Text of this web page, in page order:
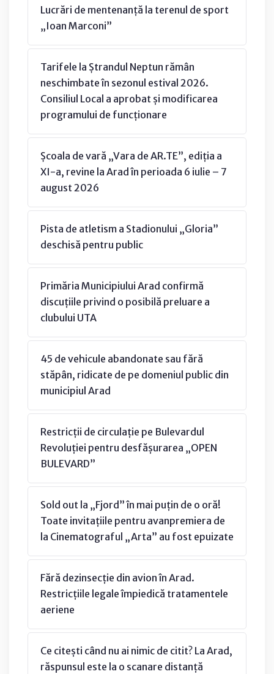
Lucrări de mentenanță la terenul de sport
„Ioan Marconi”
Tarifele la Ștrandul Neptun rămân
neschimbate în sezonul estival 2026.
Consiliul Local a aprobat și modificarea
programului de funcționare
Școala de vară „Vara de AR.TE”, ediția a
XI-a, revine la Arad în perioada 6 iulie – 7
august 2026
Pista de atletism a Stadionului „Gloria”
deschisă pentru public
Primăria Municipiului Arad confirmă
discuțiile privind o posibilă preluare a
clubului UTA
45 de vehicule abandonate sau fără
stăpân, ridicate de pe domeniul public din
municipiul Arad
Restricții de circulație pe Bulevardul
Revoluției pentru desfășurarea „OPEN
BULEVARD”
Sold out la „Fjord” în mai puțin de o oră!
Toate invitațiile pentru avanpremiera de
la Cinematograful „Arta” au fost epuizate
Fără dezinsecție din avion în Arad.
Restricțiile legale împiedică tratamentele
aeriene
Ce citești când nu ai nimic de citit? La Arad,
răspunsul este la o scanare distanță